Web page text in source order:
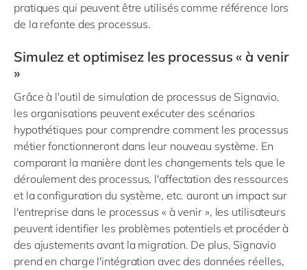
pratiques qui peuvent être utilisés comme référence lors
de la refonte des processus.
Simulez et optimisez les processus « à venir
»
Grâce à l'outil de simulation de processus de Signavio,
les organisations peuvent exécuter des scénarios
hypothétiques pour comprendre comment les processus
métier fonctionneront dans leur nouveau système. En
comparant la manière dont les changements tels que le
déroulement des processus, l'affectation des ressources
et la configuration du système, etc. auront un impact sur
l'entreprise dans le processus « à venir », les utilisateurs
peuvent identifier les problèmes potentiels et procéder à
des ajustements avant la migration. De plus, Signavio
prend en charge l'intégration avec des données réelles,